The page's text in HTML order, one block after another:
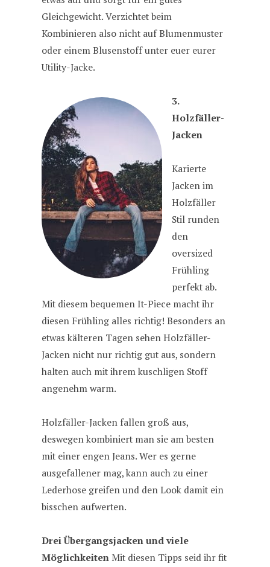
Gleichgewicht. Verzichtet beim
Kombinieren also nicht auf Blumenmuster
oder einem Blusenstoff unter euer eurer
Utility-Jacke.
3.
Holzfäller-
Jacken
Karierte
Jacken im
Holzfäller
Stil runden
den
oversized
Frühling
perfekt ab.
Mit diesem bequemen It-Piece macht ihr
diesen Frühling alles richtig! Besonders an
etwas kälteren Tagen sehen Holzfäller-
Jacken nicht nur richtig gut aus, sondern
halten auch mit ihrem kuschligen Stoff
angenehm warm.
Holzfäller-Jacken fallen groß aus,
deswegen kombiniert man sie am besten
mit einer engen Jeans. Wer es gerne
ausgefallener mag, kann auch zu einer
Lederhose greifen und den Look damit ein
bisschen aufwerten.
Drei Übergangsjacken und viele
Möglichkeiten Mit diesen Tipps seid ihr fit